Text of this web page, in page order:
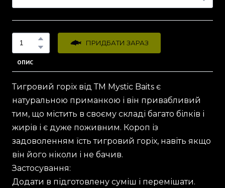
ПРИДБАТИ ЗАРАЗ
ОПИС
Тигровий горіх від ТМ Mystic Baits є
натуральною приманкою і він привабливий
тим, що містить в своєму складі багато білків і
жирів і є дуже поживним. Короп із
задоволенням їсть тигровий горіх, навіть якщо
він його ніколи і не бачив.
Застосування:
Додати в підготовлену суміш і перемішати.